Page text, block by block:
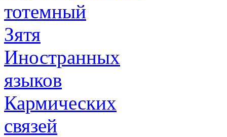
тотемный
Зятя
Иностранных
языков
Кармических
связей